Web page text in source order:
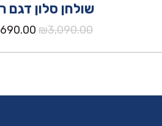
שולחן סלון דגם
₪3,090.00
המחיר
היה: